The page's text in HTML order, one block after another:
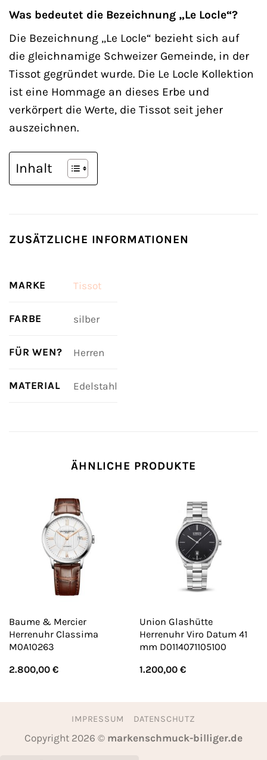
Was bedeutet die Bezeichnung „Le Locle“?
Die Bezeichnung „Le Locle“ bezieht sich auf
die gleichnamige Schweizer Gemeinde, in der
Tissot gegründet wurde. Die Le Locle Kollektion
ist eine Hommage an dieses Erbe und
verkörpert die Werte, die Tissot seit jeher
auszeichnen.
Inhalt
ZUSÄTZLICHE INFORMATIONEN
MARKE Tissot
FARBE silber
FÜR WEN? Herren
MATERIAL Edelstahl
ÄHNLICHE PRODUKTE
Baume & Mercier
Herrenuhr Classima
M0A10263
2.800,00 €
Union Glashütte
Herrenuhr Viro Datum 41
mm D0114071105100
1.200,00 €
IMPRESSUM DATENSCHUTZ
Copyright 2026 © markenschmuck-billiger.de